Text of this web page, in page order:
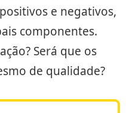
e negativos,
componentes.
Será que os
de qualidade?